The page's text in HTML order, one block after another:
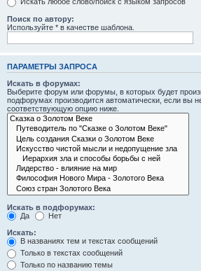
Поиск по автору:
Используйте * в качестве шаблона.
ПАРАМЕТРЫ ЗАПРОСА
Искать в форумах:
Выберите форум или форумы, в которых будет
подфорумах производится автоматически, если вы
соответствующую опцию ниже.
Искать в подфорумах:
Да
Нет
Искать:
В названиях тем и текстах сообщений
Только в текстах сообщений
Только по названию темы